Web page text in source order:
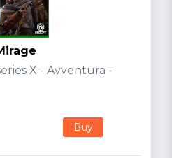
X - Avventura -
Buy